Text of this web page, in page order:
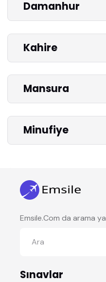
Damanhur
Kahire
Mansura
Minufiye
Emsile.Com da arama
Sınavlar